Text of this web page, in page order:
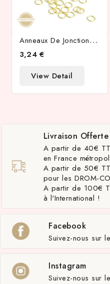
A
Nneaux De Jonction 10x1mm En Laiton Doré
3,24 €
View Detail
Livraison Offerte
A partir de 40€
en France
A partir de 50€
pour les DROM-
A partir de 100€
à l'International !
Facebook
Suivez-nous sur
Instagram
Suivez-nous sur